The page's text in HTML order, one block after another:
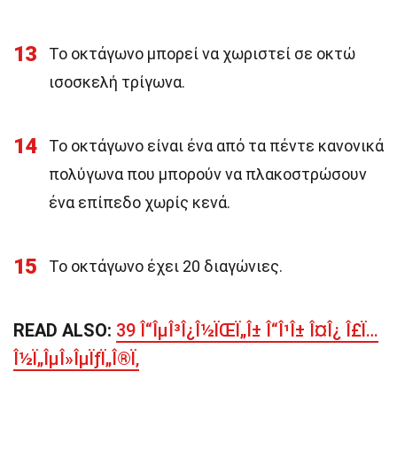
13
Το οκτάγωνο μπορεί να χωριστεί σε οκτώ
ισοσκελή τρίγωνα.
14
Το οκτάγωνο είναι ένα από τα πέντε κανονικά
πολύγωνα που μπορούν να πλακοστρώσουν
ένα επίπεδο χωρίς κενά.
15 Το οκτάγωνο έχει 20 διαγώνιες.
READ ALSO: 39 Î“ÎµÎ³Î¿Î½ÏŒÏ„Î± Î“Î¹Î± Î¤Î¿ Î£Ï…
Î½Ï„ÎµÎ»ÎµÏƒÏ„Î®Ï‚